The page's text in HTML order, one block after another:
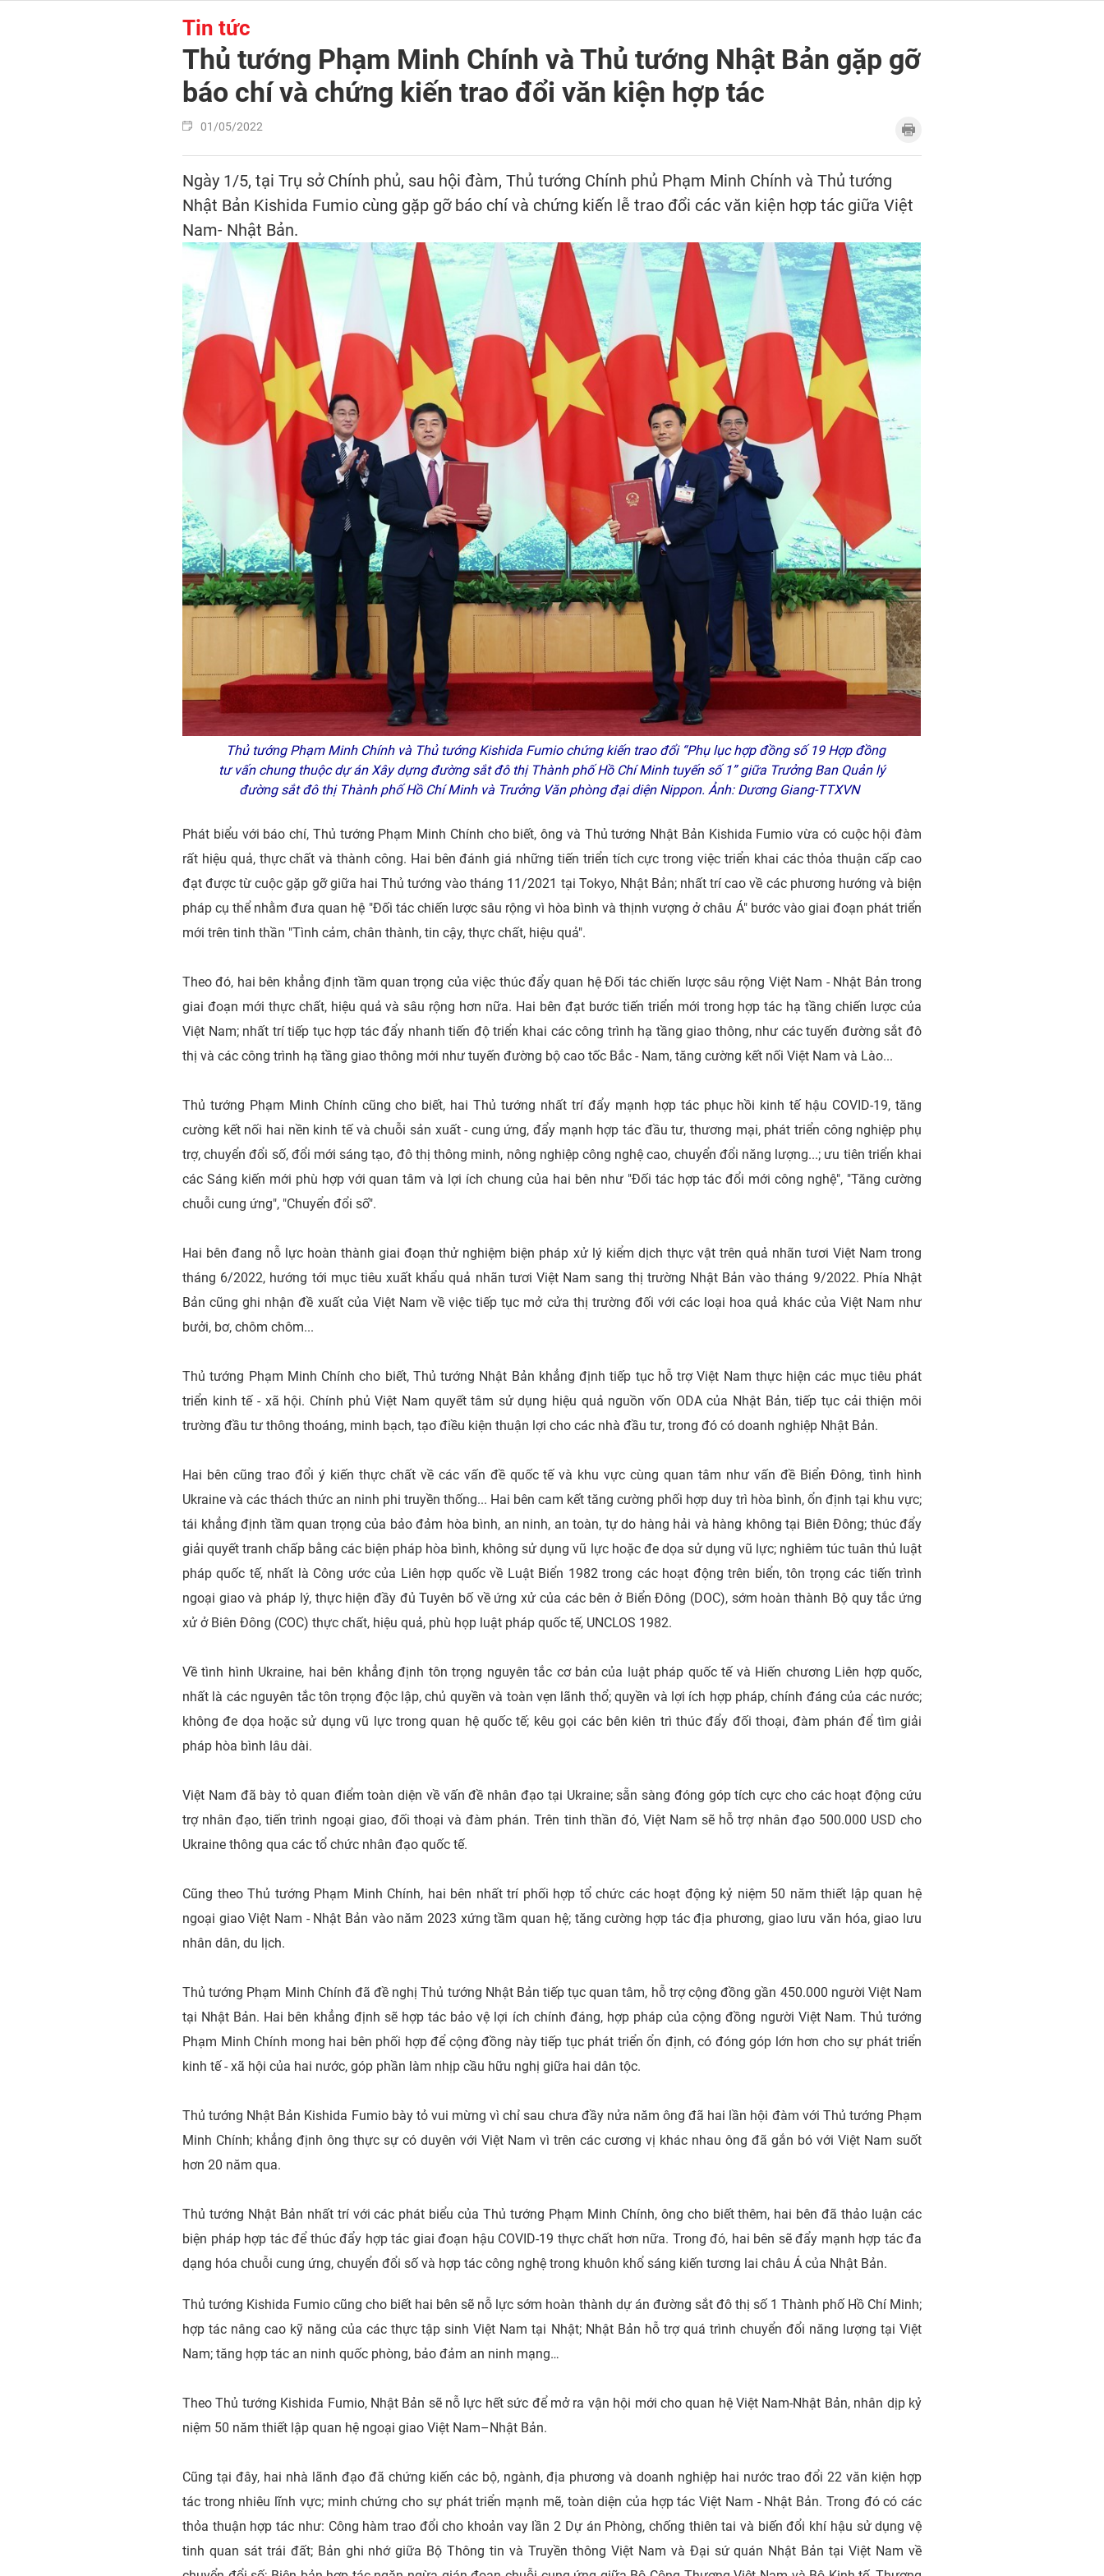
Tin tức
Thủ tướng Phạm Minh Chính và Thủ tướng Nhật Bản gặp gỡ
báo chí và chứng kiến trao đổi văn kiện hợp tác
01/05/2022
Ngày 1/5, tại Trụ sở Chính phủ, sau hội đàm, Thủ tướng Chính phủ Phạm Minh Chính và Thủ tướng
Nhật Bản Kishida Fumio cùng gặp gỡ báo chí và chứng kiến lễ trao đổi các văn kiện hợp tác giữa Việt
Nam- Nhật Bản.
Thủ tướng Phạm Minh Chính và Thủ tướng Kishida Fumio chứng kiến trao đổi “Phụ lục hợp đồng số 19 Hợp đồng
tư vấn chung thuộc dự án Xây dựng đường sắt đô thị Thành phố Hồ Chí Minh tuyến số 1” giữa Trưởng Ban Quản lý
đường sắt đô thị Thành phố Hồ Chí Minh và Trưởng Văn phòng đại diện Nippon. Ảnh: Dương Giang-TTXVN
Phát biểu với báo chí, Thủ tướng Phạm Minh Chính cho biết, ông và Thủ tướng Nhật Bản Kishida Fumio vừa có cuộc hội đàm
rất hiệu quả, thực chất và thành công. Hai bên đánh giá những tiến triển tích cực trong việc triển khai các thỏa thuận cấp cao
đạt được từ cuộc gặp gỡ giữa hai Thủ tướng vào tháng 11/2021 tại Tokyo, Nhật Bản; nhất trí cao về các phương hướng và biện
pháp cụ thể nhằm đưa quan hệ "Đối tác chiến lược sâu rộng vì hòa bình và thịnh vượng ở châu Á" bước vào giai đoạn phát triển
mới trên tinh thần "Tình cảm, chân thành, tin cậy, thực chất, hiệu quả".
Theo đó, hai bên khẳng định tầm quan trọng của việc thúc đẩy quan hệ Đối tác chiến lược sâu rộng Việt Nam - Nhật Bản trong
giai đoạn mới thực chất, hiệu quả và sâu rộng hơn nữa. Hai bên đạt bước tiến triển mới trong hợp tác hạ tầng chiến lược của
Việt Nam; nhất trí tiếp tục hợp tác đẩy nhanh tiến độ triển khai các công trình hạ tầng giao thông, như các tuyến đường sắt đô
thị và các công trình hạ tầng giao thông mới như tuyến đường bộ cao tốc Bắc - Nam, tăng cường kết nối Việt Nam và Lào...
Thủ tướng Phạm Minh Chính cũng cho biết, hai Thủ tướng nhất trí đẩy mạnh hợp tác phục hồi kinh tế hậu COVID-19, tăng
cường kết nối hai nền kinh tế và chuỗi sản xuất - cung ứng, đẩy mạnh hợp tác đầu tư, thương mại, phát triển công nghiệp phụ
trợ, chuyển đổi số, đổi mới sáng tạo, đô thị thông minh, nông nghiệp công nghệ cao, chuyển đổi năng lượng...; ưu tiên triển khai
các Sáng kiến mới phù hợp với quan tâm và lợi ích chung của hai bên như "Đối tác hợp tác đổi mới công nghệ", "Tăng cường
chuỗi cung ứng", "Chuyển đổi số".
Hai bên đang nỗ lực hoàn thành giai đoạn thử nghiệm biện pháp xử lý kiểm dịch thực vật trên quả nhãn tươi Việt Nam trong
tháng 6/2022, hướng tới mục tiêu xuất khẩu quả nhãn tươi Việt Nam sang thị trường Nhật Bản vào tháng 9/2022. Phía Nhật
Bản cũng ghi nhận đề xuất của Việt Nam về việc tiếp tục mở cửa thị trường đối với các loại hoa quả khác của Việt Nam như
bưởi, bơ, chôm chôm...
Thủ tướng Phạm Minh Chính cho biết, Thủ tướng Nhật Bản khẳng định tiếp tục hỗ trợ Việt Nam thực hiện các mục tiêu phát
triển kinh tế - xã hội. Chính phủ Việt Nam quyết tâm sử dụng hiệu quả nguồn vốn ODA của Nhật Bản, tiếp tục cải thiện môi
trường đầu tư thông thoáng, minh bạch, tạo điều kiện thuận lợi cho các nhà đầu tư, trong đó có doanh nghiệp Nhật Bản.
Hai bên cũng trao đổi ý kiến thực chất về các vấn đề quốc tế và khu vực cùng quan tâm như vấn đề Biển Đông, tình hình
Ukraine và các thách thức an ninh phi truyền thống... Hai bên cam kết tăng cường phối hợp duy trì hòa bình, ổn định tại khu vực;
tái khẳng định tầm quan trọng của bảo đảm hòa bình, an ninh, an toàn, tự do hàng hải và hàng không tại Biên Đông; thúc đẩy
giải quyết tranh chấp bằng các biện pháp hòa bình, không sử dụng vũ lực hoặc đe dọa sử dụng vũ lực; nghiêm túc tuân thủ luật
pháp quốc tế, nhất là Công ước của Liên hợp quốc về Luật Biển 1982 trong các hoạt động trên biển, tôn trọng các tiến trình
ngoại giao và pháp lý, thực hiện đầy đủ Tuyên bố về ứng xử của các bên ở Biển Đông (DOC), sớm hoàn thành Bộ quy tắc ứng
xử ở Biên Đông (COC) thực chất, hiệu quả, phù họp luật pháp quốc tế, UNCLOS 1982.
Về tình hình Ukraine, hai bên khẳng định tôn trọng nguyên tắc cơ bản của luật pháp quốc tế và Hiến chương Liên hợp quốc,
nhất là các nguyên tắc tôn trọng độc lập, chủ quyền và toàn vẹn lãnh thổ; quyền và lợi ích hợp pháp, chính đáng của các nước;
không đe dọa hoặc sử dụng vũ lực trong quan hệ quốc tế; kêu gọi các bên kiên trì thúc đẩy đối thoại, đàm phán để tìm giải
pháp hòa bình lâu dài.
Việt Nam đã bày tỏ quan điểm toàn diện về vấn đề nhân đạo tại Ukraine; sẵn sàng đóng góp tích cực cho các hoạt động cứu
trợ nhân đạo, tiến trình ngoại giao, đối thoại và đàm phán. Trên tinh thần đó, Việt Nam sẽ hỗ trợ nhân đạo 500.000 USD cho
Ukraine thông qua các tổ chức nhân đạo quốc tế.
Cũng theo Thủ tướng Phạm Minh Chính, hai bên nhất trí phối hợp tổ chức các hoạt động kỷ niệm 50 năm thiết lập quan hệ
ngoại giao Việt Nam - Nhật Bản vào năm 2023 xứng tầm quan hệ; tăng cường hợp tác địa phương, giao lưu văn hóa, giao lưu
nhân dân, du lịch.
Thủ tướng Phạm Minh Chính đã đề nghị Thủ tướng Nhật Bản tiếp tục quan tâm, hỗ trợ cộng đồng gần 450.000 người Việt Nam
tại Nhật Bản. Hai bên khẳng định sẽ hợp tác bảo vệ lợi ích chính đáng, hợp pháp của cộng đồng người Việt Nam. Thủ tướng
Phạm Minh Chính mong hai bên phối hợp để cộng đồng này tiếp tục phát triển ổn định, có đóng góp lớn hơn cho sự phát triển
kinh tế - xã hội của hai nước, góp phần làm nhịp cầu hữu nghị giữa hai dân tộc.
Thủ tướng Nhật Bản Kishida Fumio bày tỏ vui mừng vì chỉ sau chưa đầy nửa năm ông đã hai lần hội đàm với Thủ tướng Phạm
Minh Chính; khẳng định ông thực sự có duyên với Việt Nam vì trên các cương vị khác nhau ông đã gắn bó với Việt Nam suốt
hơn 20 năm qua.
Thủ tướng Nhật Bản nhất trí với các phát biểu của Thủ tướng Phạm Minh Chính, ông cho biết thêm, hai bên đã thảo luận các
biện pháp hợp tác để thúc đẩy hợp tác giai đoạn hậu COVID-19 thực chất hơn nữa. Trong đó, hai bên sẽ đẩy mạnh hợp tác đa
dạng hóa chuỗi cung ứng, chuyển đổi số và hợp tác công nghệ trong khuôn khổ sáng kiến tương lai châu Á của Nhật Bản.
Thủ tướng Kishida Fumio cũng cho biết hai bên sẽ nỗ lực sớm hoàn thành dự án đường sắt đô thị số 1 Thành phố Hồ Chí Minh;
hợp tác nâng cao kỹ năng của các thực tập sinh Việt Nam tại Nhật; Nhật Bản hỗ trợ quá trình chuyển đổi năng lượng tại Việt
Nam; tăng hợp tác an ninh quốc phòng, bảo đảm an ninh mạng…
Theo Thủ tướng Kishida Fumio, Nhật Bản sẽ nỗ lực hết sức để mở ra vận hội mới cho quan hệ Việt Nam-Nhật Bản, nhân dịp kỷ
niệm 50 năm thiết lập quan hệ ngoại giao Việt Nam–Nhật Bản.
Cũng tại đây, hai nhà lãnh đạo đã chứng kiến các bộ, ngành, địa phương và doanh nghiệp hai nước trao đổi 22 văn kiện hợp
tác trong nhiêu lĩnh vực; minh chứng cho sự phát triển mạnh mẽ, toàn diện của hợp tác Việt Nam - Nhật Bản. Trong đó có các
thỏa thuận hợp tác như: Công hàm trao đổi cho khoản vay lần 2 Dự án Phòng, chống thiên tai và biến đổi khí hậu sử dụng vệ
tinh quan sát trái đất; Bản ghi nhớ giữa Bộ Thông tin và Truyền thông Việt Nam và Đại sứ quán Nhật Bản tại Việt Nam về